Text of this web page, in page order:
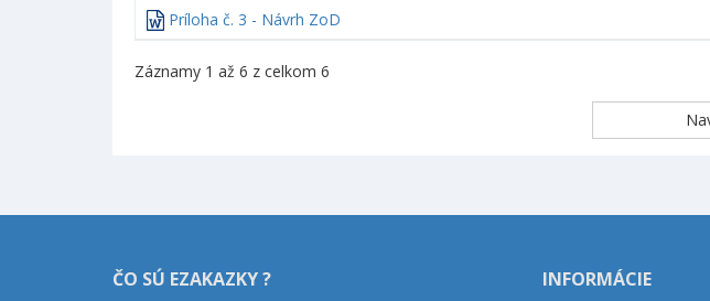
Príloha č. 3 - Návrh ZoD
Záznamy 1 až 6 z celkom 6
ČO SÚ EZAKAZKY ? INFORMÁCIE